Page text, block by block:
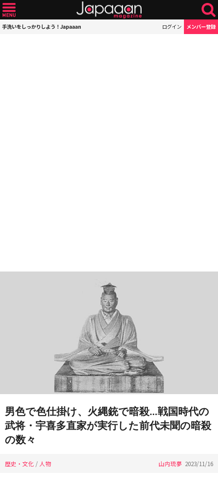
手洗いをしっかりしよう！Japaaan ログイン メンバー登録
男色で色仕掛け、火縄銃で暗殺…戦国時代の
武将・宇喜多直家が実行した前代未聞の暗殺
の数々
歴史・文化 / 人物 山内琉夢 2023/11/16